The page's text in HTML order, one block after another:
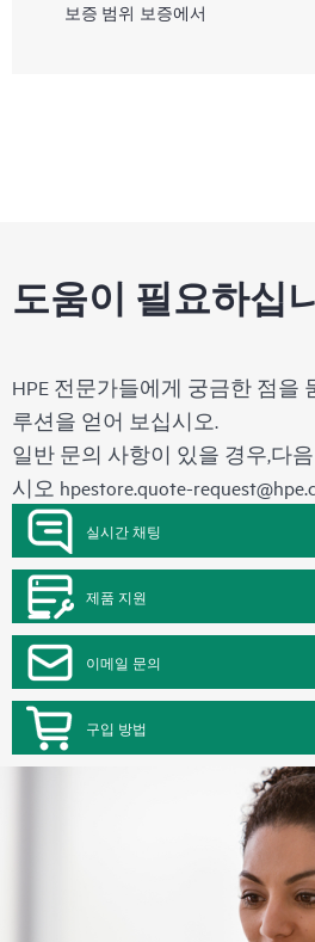
보증 범위 보증에서
도움이 필요하십
HPE 전문가들에게 궁금한 점을
루션을 얻어 보십시오.
일반 문의 사항이 있을 경우,다
시오 hpestore.quote-
실시간 채팅
제품 지원
이메일 문의
구입 방법